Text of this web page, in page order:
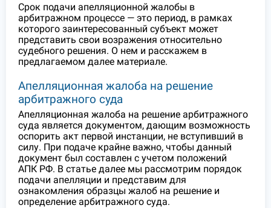
Срок подачи апелляционной жалобы в
арбитражном процессе — это период, в рамках
которого заинтересованный субъект может
представить свои возражения относительно
судебного решения. О нем и расскажем в
предлагаемом далее материале.
Апелляционная жалоба на решение
арбитражного суда
Апелляционная жалоба на решение арбитражного
суда является документом, дающим возможность
оспорить акт первой инстанции, не вступивший в
силу. При подаче крайне важно, чтобы данный
документ был составлен с учетом положений
АПК РФ. В статье далее мы рассмотрим порядок
подачи апелляции и представим для
ознакомления образцы жалоб на решение и
определение арбитражного суда.